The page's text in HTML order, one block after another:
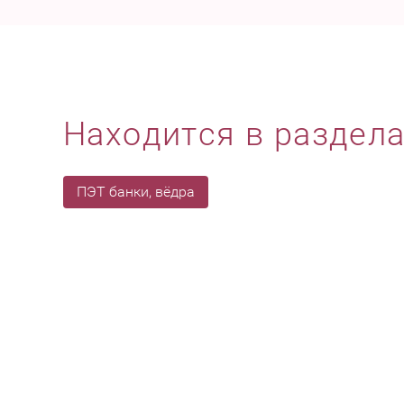
Находится в
ПЭТ банки, вёдра